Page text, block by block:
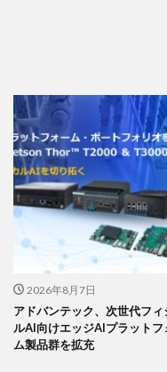
2026年8月7日
アドバンテック、次世代フィ
ルAI向けエッジAIプラットフ
ム製品群を拡充